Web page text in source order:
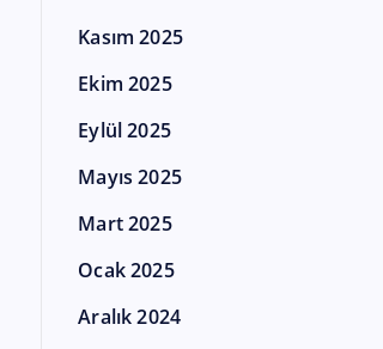
Kasım 2025
Ekim 2025
Eylül 2025
Mayıs 2025
Mart 2025
Ocak 2025
Aralık 2024